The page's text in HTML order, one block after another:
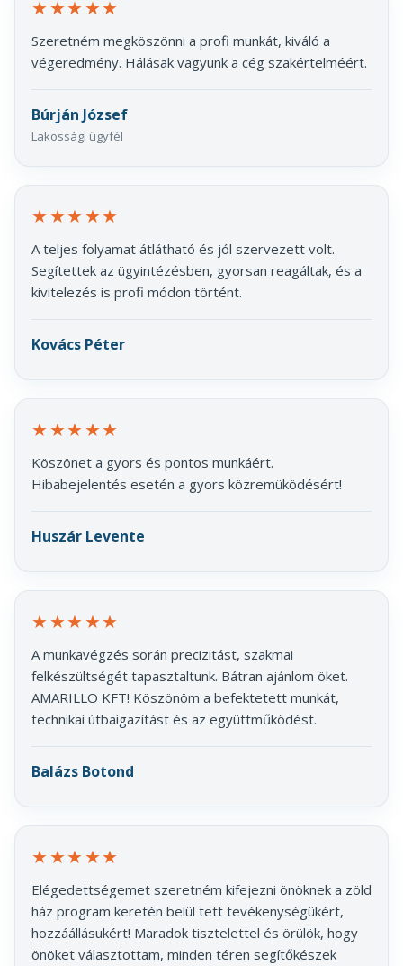
★★★★★
Szeretném megköszönni a profi munkát, kiváló a
végeredmény. Hálásak vagyunk a cég szakértelméért.
Búrján József
Lakossági ügyfél
★★★★★
A teljes folyamat átlátható és jól szervezett volt.
Segítettek az ügyintézésben, gyorsan reagáltak, és a
kivitelezés is profi módon történt.
Kovács Péter
★★★★★
Köszönet a gyors és pontos munkáért.
Hibabejelentés esetén a gyors közremüködésért!
Huszár Levente
★★★★★
A munkavégzés során precizitást, szakmai
felkészültségét tapasztaltunk. Bátran ajánlom öket.
AMARILLO KFT! Köszönöm a befektetett munkát,
technikai útbaigazítást és az együttműködést.
Balázs Botond
★★★★★
Elégedettségemet szeretném kifejezni önöknek a zöld
ház program keretén belül tett tevékenységükért,
hozzáállásukért! Maradok tisztelettel és örülök, hogy
önöket választottam, minden téren segítőkészek